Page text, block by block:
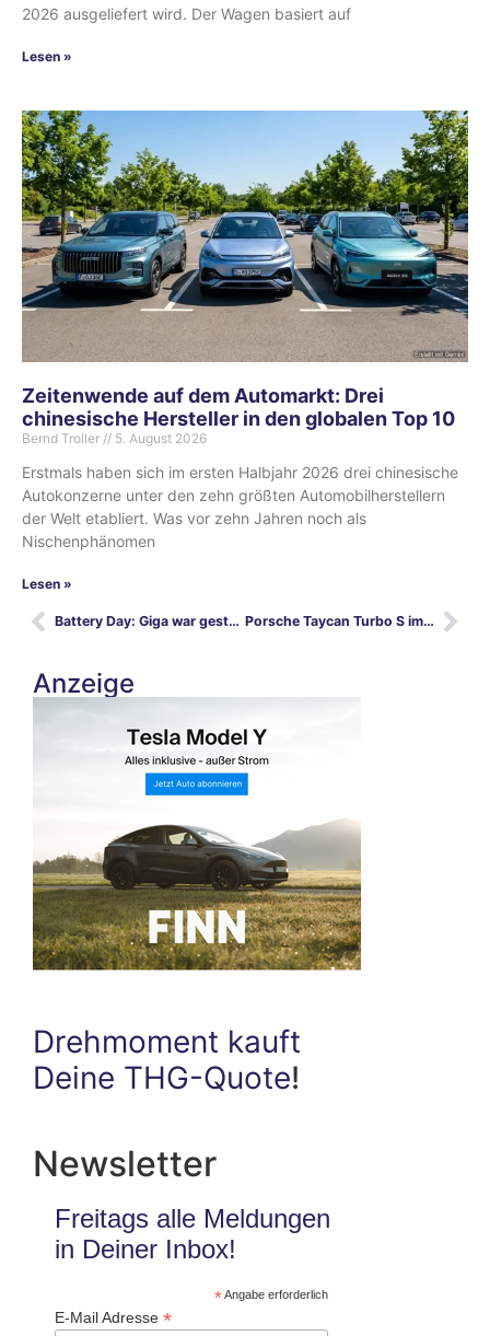
2026 ausgeliefert wird. Der Wagen basiert auf
Lesen »
Zeitenwende auf dem Automarkt: Drei
chinesische Hersteller in den globalen Top 10
Bernd Troller 5. August 2026
Erstmals haben sich im ersten Halbjahr 2026 drei chinesische
Autokonzerne unter den zehn größten Automobilherstellern
der Welt etabliert. Was vor zehn Jahren noch als
Nischenphänomen
Lesen »
Battery Day: Giga war gestern Porsche Taycan Turbo S im Test: Eine Ingenieurs-Meisterleistung
Anzeige
Drehmoment kauft
Deine THG-Quote!
Newsletter
Freitags alle Meldungen
in Deiner Inbox!
*Angabe erforderlich
E-Mail Adresse *